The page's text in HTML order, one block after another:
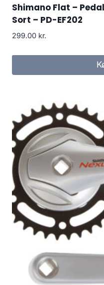
Shimano Flat –
Sort – PD-EF202
299.00 kr.